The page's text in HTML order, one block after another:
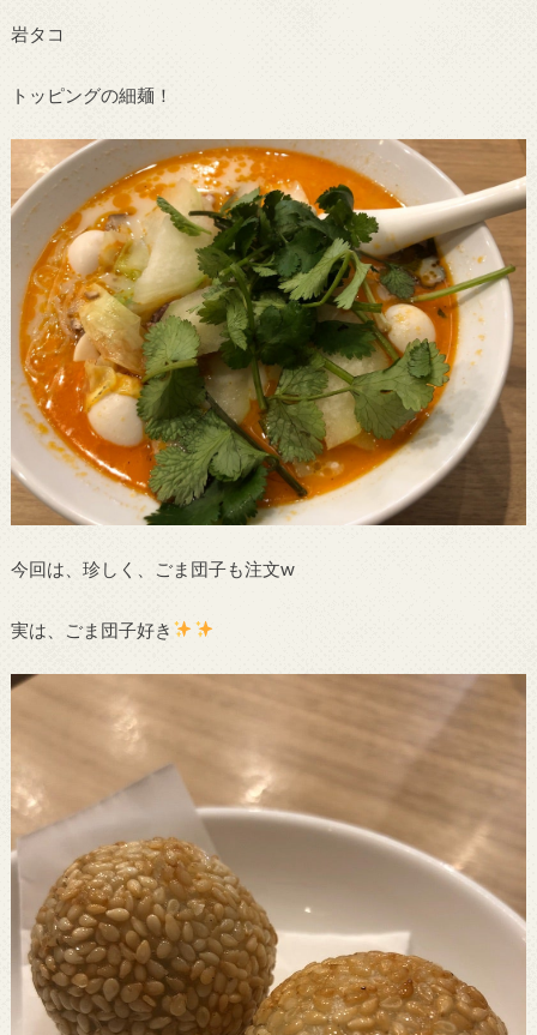
岩タコ
トッピングの細麺！
今回は、珍しく、ごま団子も注文w
実は、ごま団子好き